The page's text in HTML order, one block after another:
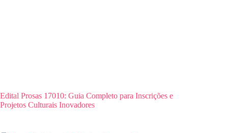
Edital Prosas 17010: Guia Completo para Inscrições e
Projetos Culturais Inovadores